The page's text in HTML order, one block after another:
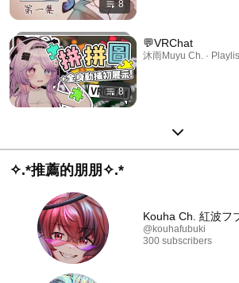
8
8
💬VRChat
沐雨Muyu Ch. ·
✧.*推薦的朋朋✧.*
Kouha Ch. 紅波フ
@kouhafubuki
300 subscribers